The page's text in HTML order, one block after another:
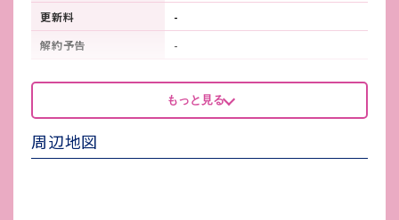
更新料
-
解約予告
-
看板製作費
-
看板使用料・
維持管理費
-
鍵交換費
-
もっと見る
周辺地図